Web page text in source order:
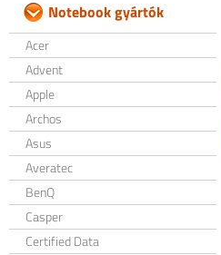
Notebook gyártók
Acer
Advent
Apple
Archos
Asus
Averatec
BenQ
Casper
Certified Data